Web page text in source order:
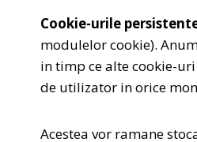
Cookie-urile
modulelor cookie).
in timp ce alte cookie-
de utilizator in orice
Acestea vor ramane